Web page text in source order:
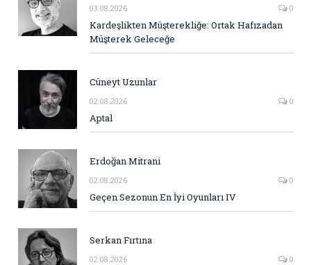
03.08.2026 0
Kardeşlikten Müşterekliğe: Ortak Hafızadan
Müşterek Geleceğe
Cüneyt Uzunlar
02.08.2026 0
Aptal
Erdoğan Mitrani
02.08.2026 0
Geçen Sezonun En İyi Oyunları IV
Serkan Fırtına
02.08.2026 0